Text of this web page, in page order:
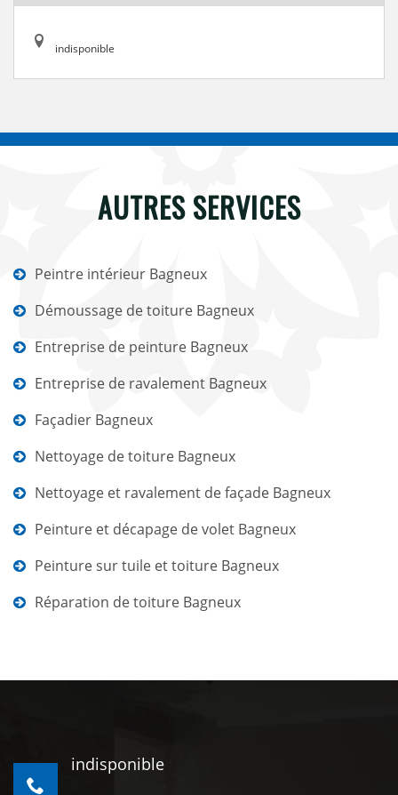
indisponible
AUTRES SERVICES
Peintre intérieur Bagneux
Démoussage de toiture Bagneux
Entreprise de peinture Bagneux
Entreprise de ravalement Bagneux
Façadier Bagneux
Nettoyage de toiture Bagneux
Nettoyage et ravalement de façade Bagneux
Peinture et décapage de volet Bagneux
Peinture sur tuile et toiture Bagneux
Réparation de toiture Bagneux
indisponible